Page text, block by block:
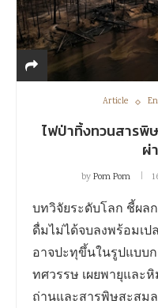
Article
ไฟป่าทิ้งทวนสารพิ
ผ่
byPom Pom
บทวิจัยระดับโลก ชี้ผ
ดื่มไม่ได้จบลงพร้อมเป
อาจปะทุขึ้นในรูปแบบ
ทศวรรษ เผยพายุและ
ถ่านและสารพิษสะส